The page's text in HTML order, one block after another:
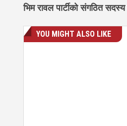
भिम रावल पार्टीको संगठित सदस्य
YOU MIGHT ALSO LIKE